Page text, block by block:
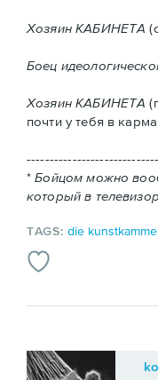
Хозяин КАБИНЕТА
Боец
Хозяин КАБИНЕТА
почти у тебя в
*Бойцом можно
который в
TAGS:die